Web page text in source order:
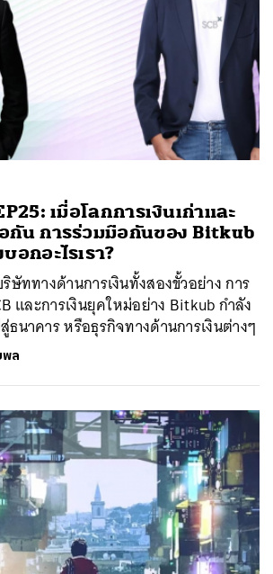
เมื่อโลกการเงินเก่าและ
กัน การร่วมมือกันของ Bitkub
อกอะไรเรา?
ษัททางด้านการเงินทั้งสองขั้วอย่าง การ
และการเงินยุคใหม่อย่าง Bitkub กำลัง
นาคาร หรือธุรกิจทางด้านการเงินต่างๆ
ล